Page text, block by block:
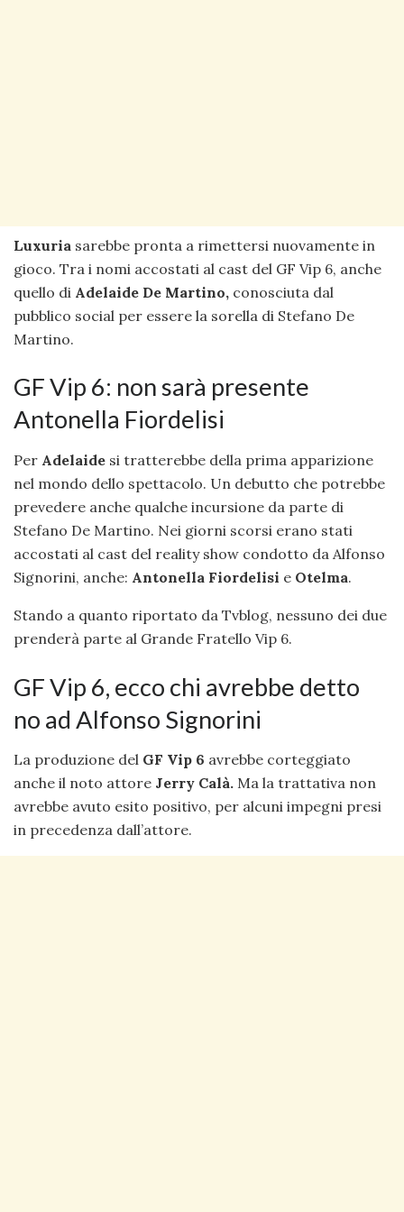
Luxuria sarebbe pronta a rimettersi nuovamente in
gioco. Tra i nomi accostati al cast del GF Vip 6, anche
quello di Adelaide De Martino, conosciuta dal
pubblico social per essere la sorella di Stefano De
Martino.
GF Vip 6: non sarà presente
Antonella Fiordelisi
Per Adelaide si tratterebbe della prima apparizione
nel mondo dello spettacolo. Un debutto che potrebbe
prevedere anche qualche incursione da parte di
Stefano De Martino. Nei giorni scorsi erano stati
accostati al cast del reality show condotto da Alfonso
Signorini, anche: Antonella Fiordelisi e Otelma.
Stando a quanto riportato da Tvblog, nessuno dei due
prenderà parte al Grande Fratello Vip 6.
GF Vip 6, ecco chi avrebbe detto
no ad Alfonso Signorini
La produzione del GF Vip 6 avrebbe corteggiato
anche il noto attore Jerry Calà. Ma la trattativa non
avrebbe avuto esito positivo, per alcuni impegni presi
in precedenza dall’attore.